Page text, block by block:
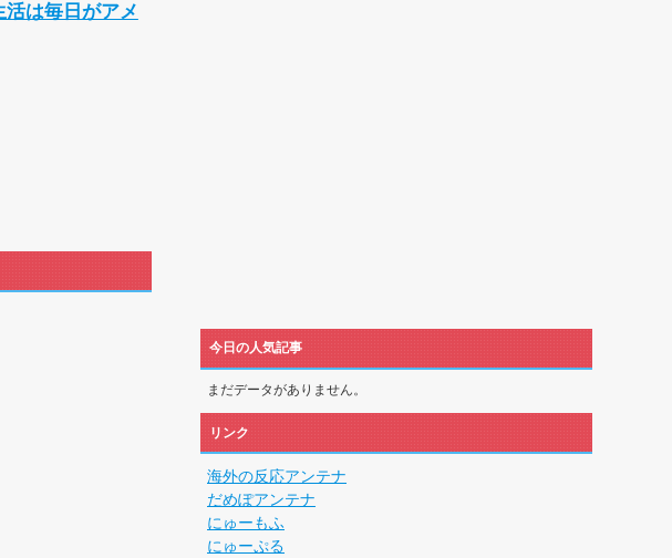
外の反応』幼女戦記Ⅱ 第5話
し合いで解決】と主張していたひろゆきさん ゆたぼんにとどめを刺されるｗｗｗ
よ、お前がナンバーワンだ」 熊本地震直後の日本の対応のスピードに世界が衝撃
ートルズって過大評価されすぎじゃねないか？
ッカーは閉鎖しました。RSSの解除をお願いします。
に売っていた4万4000円のフィギュアがヤバすぎるｗｗｗｗｗｗ「こんな高い...
】俺が近くにいると機械が壊れるんだけどさ
は毎日がアメ
今日の人気記事
まだデータがありません。
リンク
海外の反応アンテナ
だめぽアンテナ
にゅーもふ
にゅーぷる